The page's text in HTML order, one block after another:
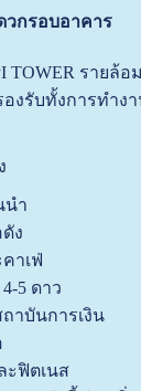
วกรอบอาคาร
TOWER รายล้
งรับทั้งการทำง
นำ
ง
าเฟ่
5 ดาว
าบันการเงิน
ฟิตเนส